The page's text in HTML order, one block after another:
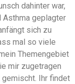
dahinter war,
geplagter
sich zu
mal so viele
Themengebiet
mir zugetragen
Ihr findet